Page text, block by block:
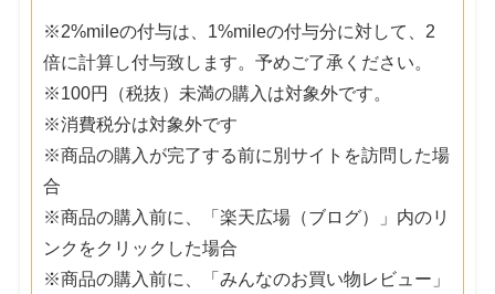
※2%mileの付与は、1%mileの付与分に対して、2
倍に計算し付与致します。予めご了承ください。
※100円（税抜）未満の購入は対象外です。
※消費税分は対象外です
※商品の購入が完了する前に別サイトを訪問した場
合
※商品の購入前に、「楽天広場（ブログ）」内のリ
ンクをクリックした場合
※商品の購入前に、「みんなのお買い物レビュー」